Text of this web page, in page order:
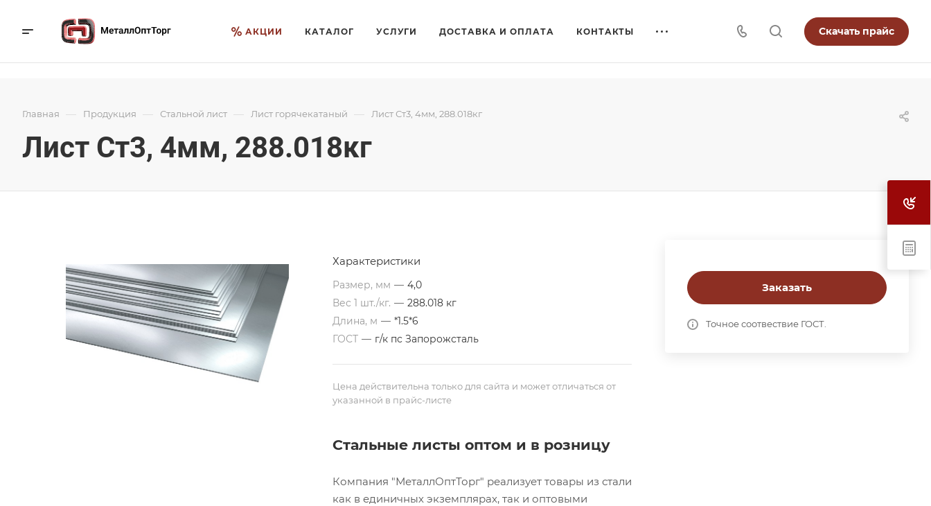
АКЦИИ КАТАЛОГ УСЛУГИ ДОСТАВКА И ОПЛАТА КОНТАКТЫ Скачать прайс
Главная — Продукция — Стальной лист — Лист горячекатаный — Лист Ст3, 4мм, 288.018кг
Лист Ст3, 4мм, 288.018кг
Заказать
Точное соотвествие ГОСТ.
Характеристики
Размер, мм — 4,0
Вес 1 шт./кг. — 288.018 кг
Длина, м — *1.5*6
ГОСТ — г/к пс Запорожсталь
Цена действительна только для сайта и может отличаться от
указанной в прайс-листе
Стальные листы оптом и в розницу
Компания "МеталлОптТорг" реализует товары из стали
как в единичных экземплярах, так и оптовыми